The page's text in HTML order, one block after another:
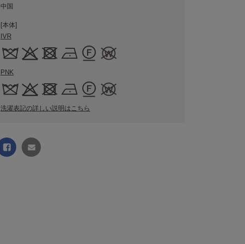
中国
[本体]
IVR
PNK
洗濯表記の詳しい説明はこちら